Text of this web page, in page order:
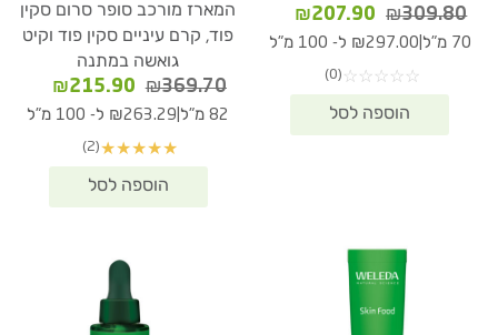
₪309.80
המחיר
המקורי
₪309.80.
₪207.90
המחיר
הנוכחי
₪207.90.
70 מ"ל ₪297.00 ל- 100 מ"ל
☆
☆
☆
☆
☆
(0)
המארז מורכב סופר סרום סקין
פוד, קרם עיניים סקין פוד וקיט
גואשה במתנה
₪369.70
המחיר
המקורי
₪369.70.
₪215.90
הנוכחי
82 מ"ל ₪263.29 ל- 100 מ"ל
★
★
★
★
★
(2)